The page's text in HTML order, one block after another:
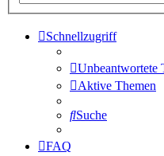
Schnellzugriff
Unbeantwortete
Aktive Themen
Suche
FAQ